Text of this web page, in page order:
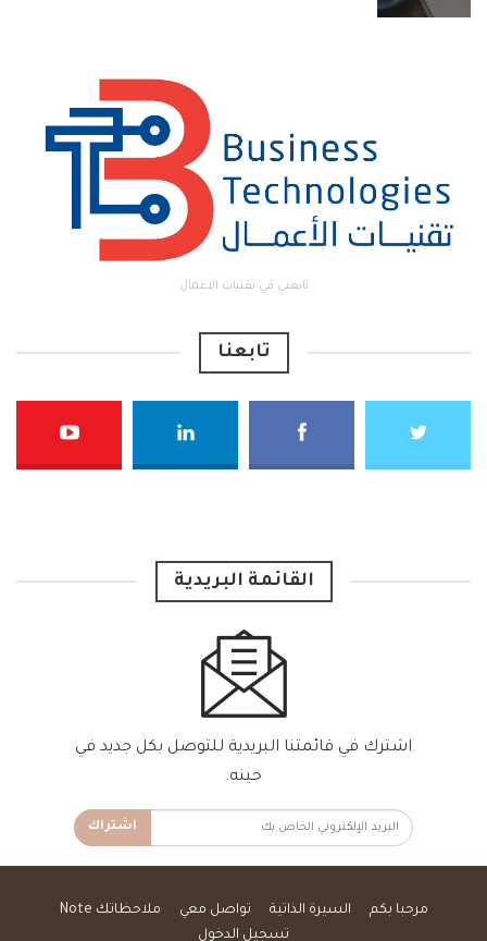
تابعني في تقنيات الاعمال
تابعنا
القائمة البريدية
اشترك في قائمتنا البريدية للتوصل بكل جديد في
حينه.
اشتراك
مرحبا بكم السيرة الذاتية تواصل معي
ملاحظاتك Note
تسجيل الدخول